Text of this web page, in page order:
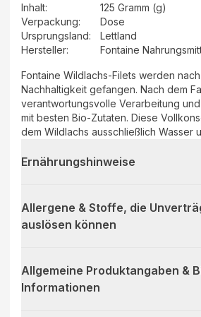
Inhalt:
125 Gramm (g)
Verpackung:
Dose
Ursprungsland:
Lettland
Hersteller: Fontaine
Fontaine Wildlachs-Filets werden
Nachhaltigkeit gefangen. Nach dem
verantwortungsvolle Verarbeitung
mit besten Bio-Zutaten. Diese
dem Wildlachs ausschließlich Wasser
Ernährungshinweise
Allergene & Stoffe, die
auslösen können
Allgemeine Produktangaben &
Informationen